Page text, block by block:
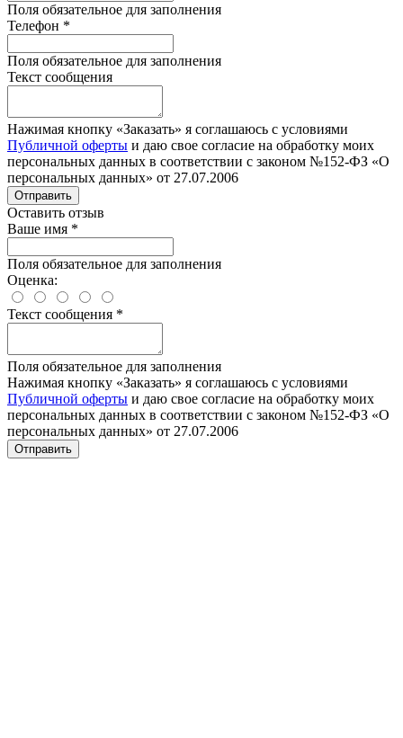
Поля обязательное для заполнения
Телефон *
Поля обязательное для заполнения
Текст сообщения
Нажимая кнопку «Заказать» я соглашаюсь с условиями
Публичной оферты и даю свое согласие на обработку моих
персональных данных в соответствии с законом №152-ФЗ «О
персональных данных» от 27.07.2006
Отправить
Оставить отзыв
Ваше имя *
Поля обязательное для заполнения
Оценка:
Текст сообщения *
Поля обязательное для заполнения
Нажимая кнопку «Заказать» я соглашаюсь с условиями
Публичной оферты и даю свое согласие на обработку моих
персональных данных в соответствии с законом №152-ФЗ «О
персональных данных» от 27.07.2006
Отправить